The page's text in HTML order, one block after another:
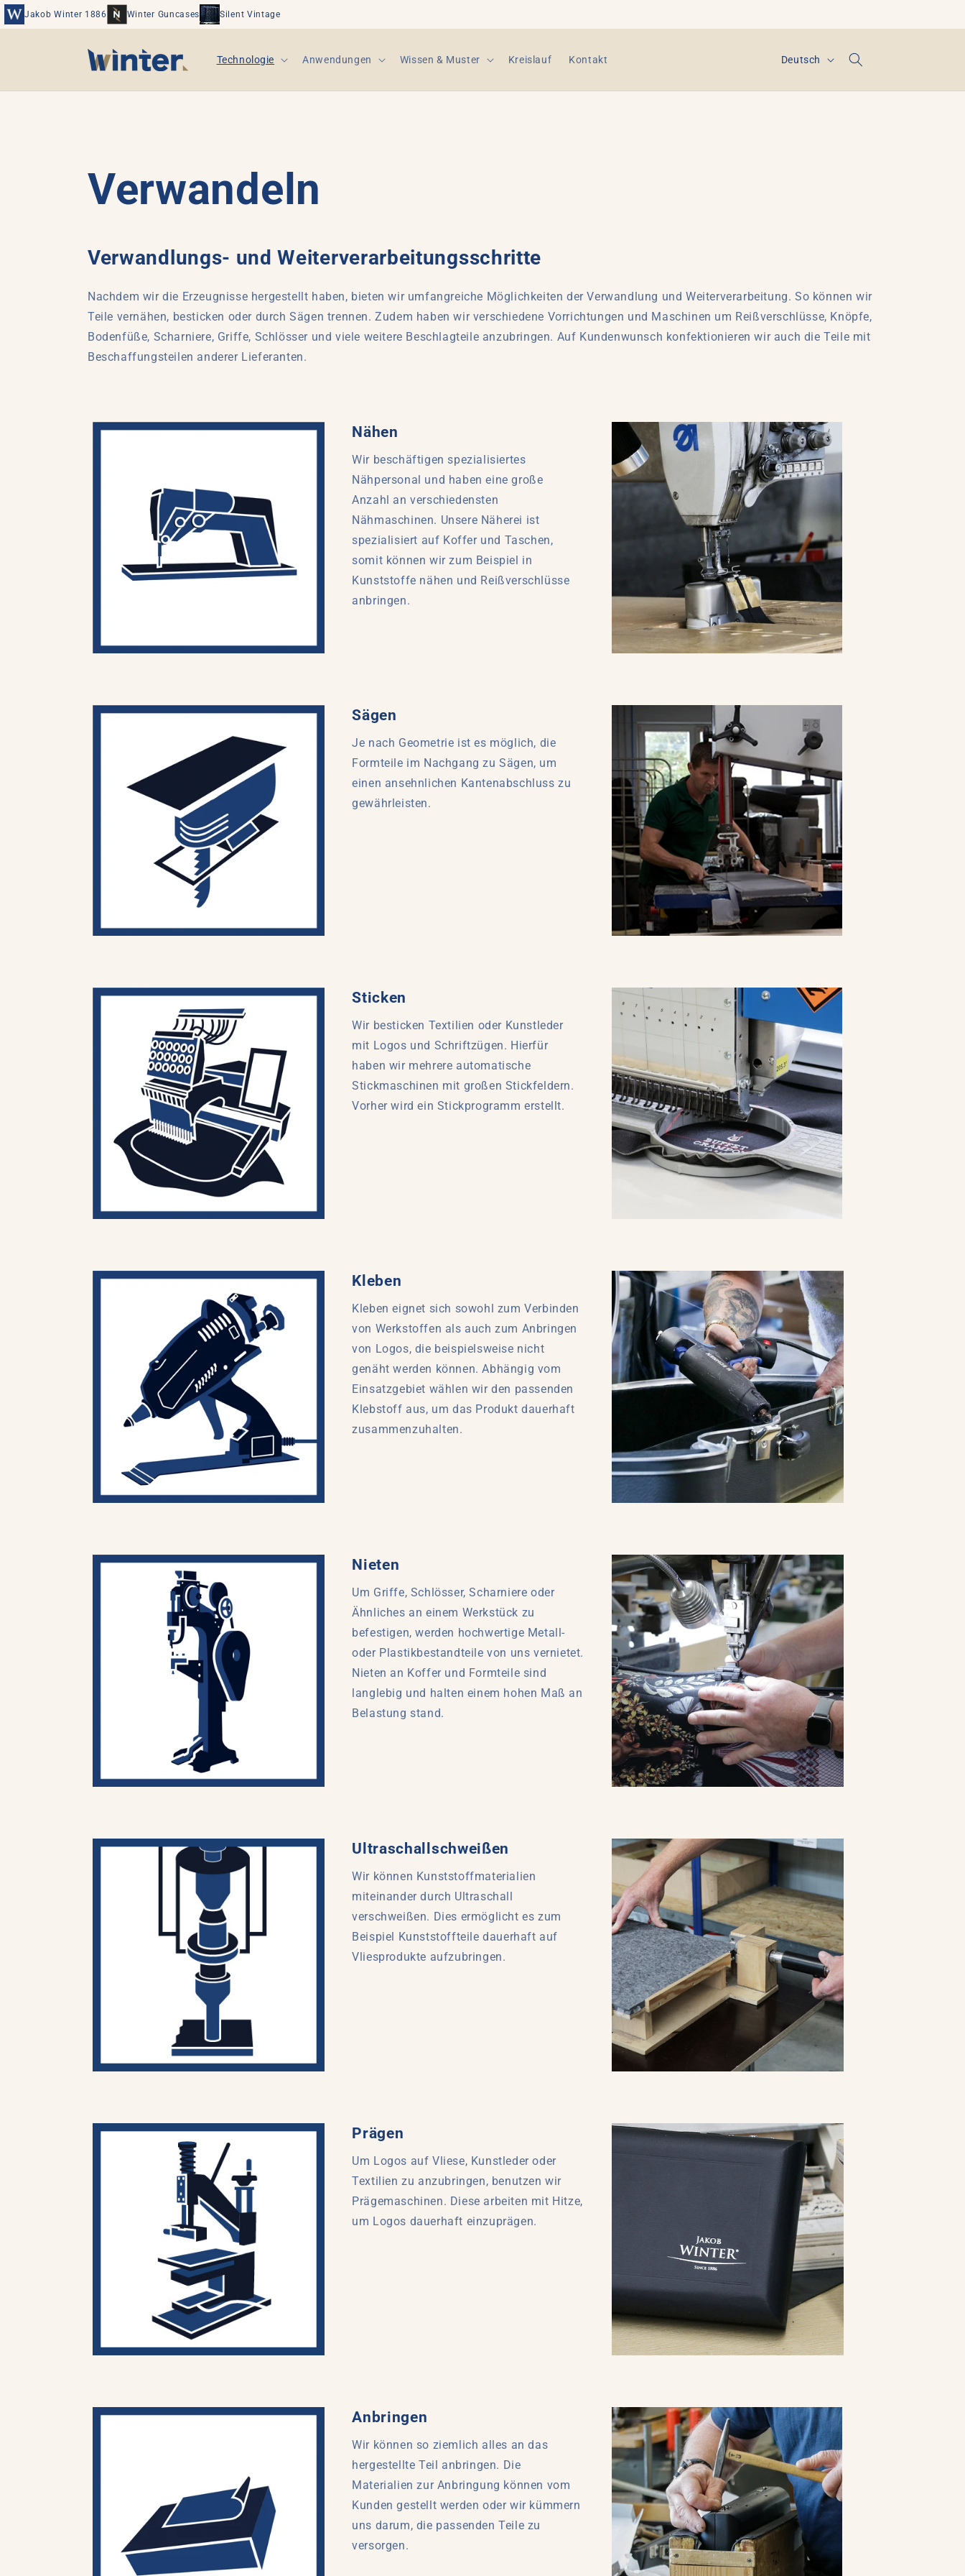
zum
Inhalt
Jakob Winter 1886 Winter Guncases Silent Vintage
Technologie Anwendungen Wissen & Muster Kreislauf Kontakt
SDeutsch
Verwandeln
Verwandlungs- und Weiterverarbeitungsschritte
Nachdem wir die Erzeugnisse hergestellt haben, bieten wir umfangreiche Möglichkeiten der Verwandlung und Weiterverarbeitung. So können wir
Teile vernähen, besticken oder durch Sägen trennen. Zudem haben wir verschiedene Vorrichtungen und Maschinen um Reißverschlüsse, Knöpfe,
Bodenfüße, Scharniere, Griffe, Schlösser und viele weitere Beschlagteile anzubringen. Auf Kundenwunsch konfektionieren wir auch die Teile mit
Beschaffungsteilen anderer Lieferanten.
Nähen
Wir beschäftigen spezialisiertes
Nähpersonal und haben eine große
Anzahl an verschiedensten
Nähmaschinen. Unsere Näherei ist
spezialisiert auf Koffer und Taschen,
somit können wir zum Beispiel in
Kunststoffe nähen und Reißverschlüsse
anbringen.
Sägen
Je nach Geometrie ist es möglich, die
Formteile im Nachgang zu Sägen, um
einen ansehnlichen Kantenabschluss zu
gewährleisten.
Sticken
Wir besticken Textilien oder Kunstleder
mit Logos und Schriftzügen. Hierfür
haben wir mehrere automatische
Stickmaschinen mit großen Stickfeldern.
Vorher wird ein Stickprogramm erstellt.
Kleben
Kleben eignet sich sowohl zum Verbinden
von Werkstoffen als auch zum Anbringen
von Logos, die beispielsweise nicht
genäht werden können. Abhängig vom
Einsatzgebiet wählen wir den passenden
Klebstoff aus, um das Produkt dauerhaft
zusammenzuhalten.
Nieten
Um Griffe, Schlösser, Scharniere oder
Ähnliches an einem Werkstück zu
befestigen, werden hochwertige Metall-
oder Plastikbestandteile von uns vernietet.
Nieten an Koffer und Formteile sind
langlebig und halten einem hohen Maß an
Belastung stand.
Ultraschallschweißen
Wir können Kunststoffmaterialien
miteinander durch Ultraschall
verschweißen. Dies ermöglicht es zum
Beispiel Kunststoffteile dauerhaft auf
Vliesprodukte aufzubringen.
Prägen
Um Logos auf Vliese, Kunstleder oder
Textilien zu anzubringen, benutzen wir
Prägemaschinen. Diese arbeiten mit Hitze,
um Logos dauerhaft einzuprägen.
Anbringen
Wir können so ziemlich alles an das
hergestellte Teil anbringen. Die
Materialien zur Anbringung können vom
Kunden gestellt werden oder wir kümmern
uns darum, die passenden Teile zu
versorgen.